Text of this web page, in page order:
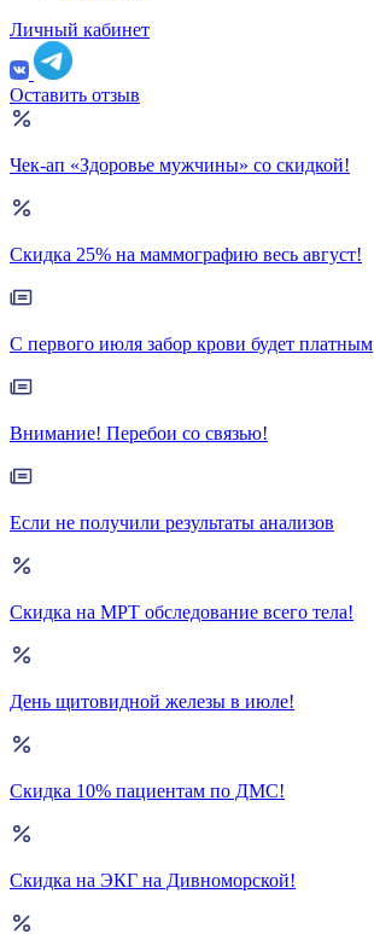
Личный кабинет
Оставить отзыв
Чек-ап «Здоровье мужчины» со скидкой!
Скидка 25% на маммографию весь август!
С первого июля забор крови будет платным
Внимание! Перебои со связью!
Если не получили результаты анализов
Скидка на МРТ обследование всего тела!
День щитовидной железы в июле!
Скидка 10% пациентам по ДМС!
Скидка на ЭКГ на Дивноморской!